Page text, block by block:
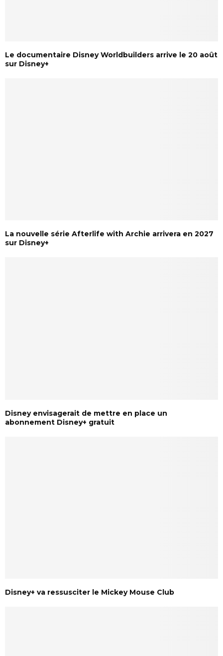
Le documentaire Disney Worldbuilders arrive le 20 août
sur Disney+
La nouvelle série Afterlife with Archie arrivera en 2027
sur Disney+
Disney envisagerait de mettre en place un
abonnement Disney+ gratuit
Disney+ va ressusciter le Mickey Mouse Club